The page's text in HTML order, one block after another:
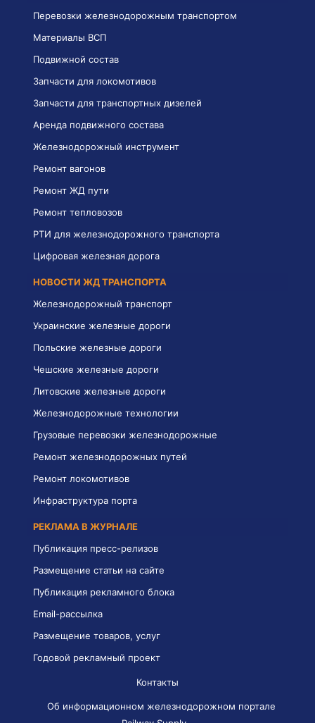
Перевозки железнодорожным транспортом
Материалы ВСП
Подвижной состав
Запчасти для локомотивов
Запчасти для транспортных дизелей
Аренда подвижного состава
Железнодорожный инструмент
Ремонт вагонов
Ремонт ЖД пути
Ремонт тепловозов
РТИ для железнодорожного транспорта
Цифровая железная дорога
НОВОСТИ ЖД ТРАНСПОРТА
Железнодорожный транспорт
Украинские железные дороги
Польские железные дороги
Чешские железные дороги
Литовские железные дороги
Железнодорожные технологии
Грузовые перевозки железнодорожные
Ремонт железнодорожных путей
Ремонт локомотивов
Инфраструктура порта
РЕКЛАМА В ЖУРНАЛЕ
Публикация пресс-релизов
Размещение статьи на сайте
Публикация рекламного блока
Email-рассылка
Размещение товаров, услуг
Годовой рекламный проект
Контакты
Об информационном железнодорожном портале